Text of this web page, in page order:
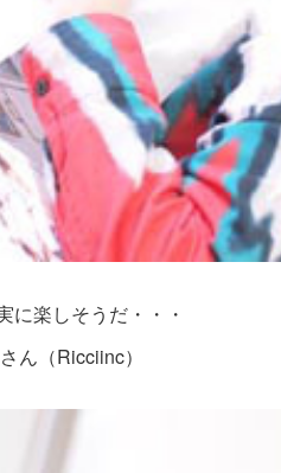
に楽しそうだ・・・
ん（Ricciinc）